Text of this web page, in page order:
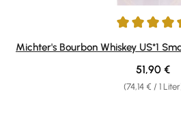
Durchschnittliche Bewertung von
Michter's Bourbon Whiskey US*1
(74,14 € / 1
Regulärer
51,90 €